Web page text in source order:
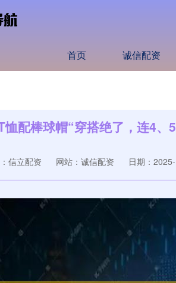
首页 诚信配资
恤配棒球帽“穿搭绝了，连4
信立配资 网站：诚信配资 日期：